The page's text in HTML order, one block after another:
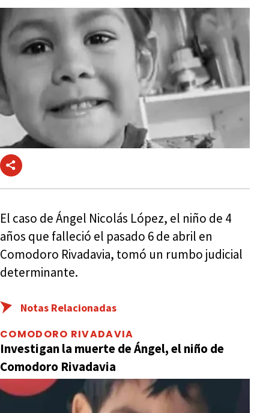
El caso de Ángel Nicolás López, el niño de 4
años que falleció el pasado 6 de abril en
Comodoro Rivadavia, tomó un rumbo judicial
determinante.
Notas Relacionadas
COMODORO RIVADAVIA
Investigan la muerte de Ángel, el niño de
Comodoro Rivadavia